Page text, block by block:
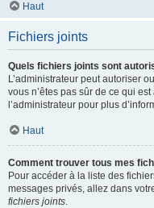
Haut
Fichiers joints
Quels fichiers joints sont
L’administrateur peut autoriser
vous n’êtes pas sûr de ce qui
l’administrateur pour plus
Haut
Comment trouver tous mes
Pour accéder à la liste des
messages privés, allez dans
fichiers joints.